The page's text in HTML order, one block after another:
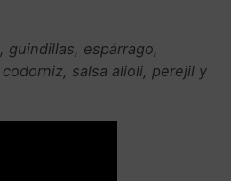
guindillas, espárrago,
salsa alioli, perejil y